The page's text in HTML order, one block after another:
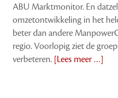
ABU Marktmonitor. En
omzetontwikkeling in het
beter dan andere
regio. Voorlopig ziet de
verbeteren. [Lees meer …]